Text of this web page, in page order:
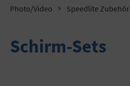
Photo/Video Speedlite Zubehör
Schirm-Sets